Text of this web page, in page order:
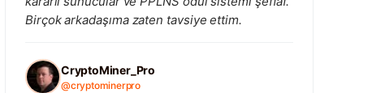
Birçok arkadaşıma zaten tavsiye ettim.
CryptoMiner_Pro
@cryptominerpro